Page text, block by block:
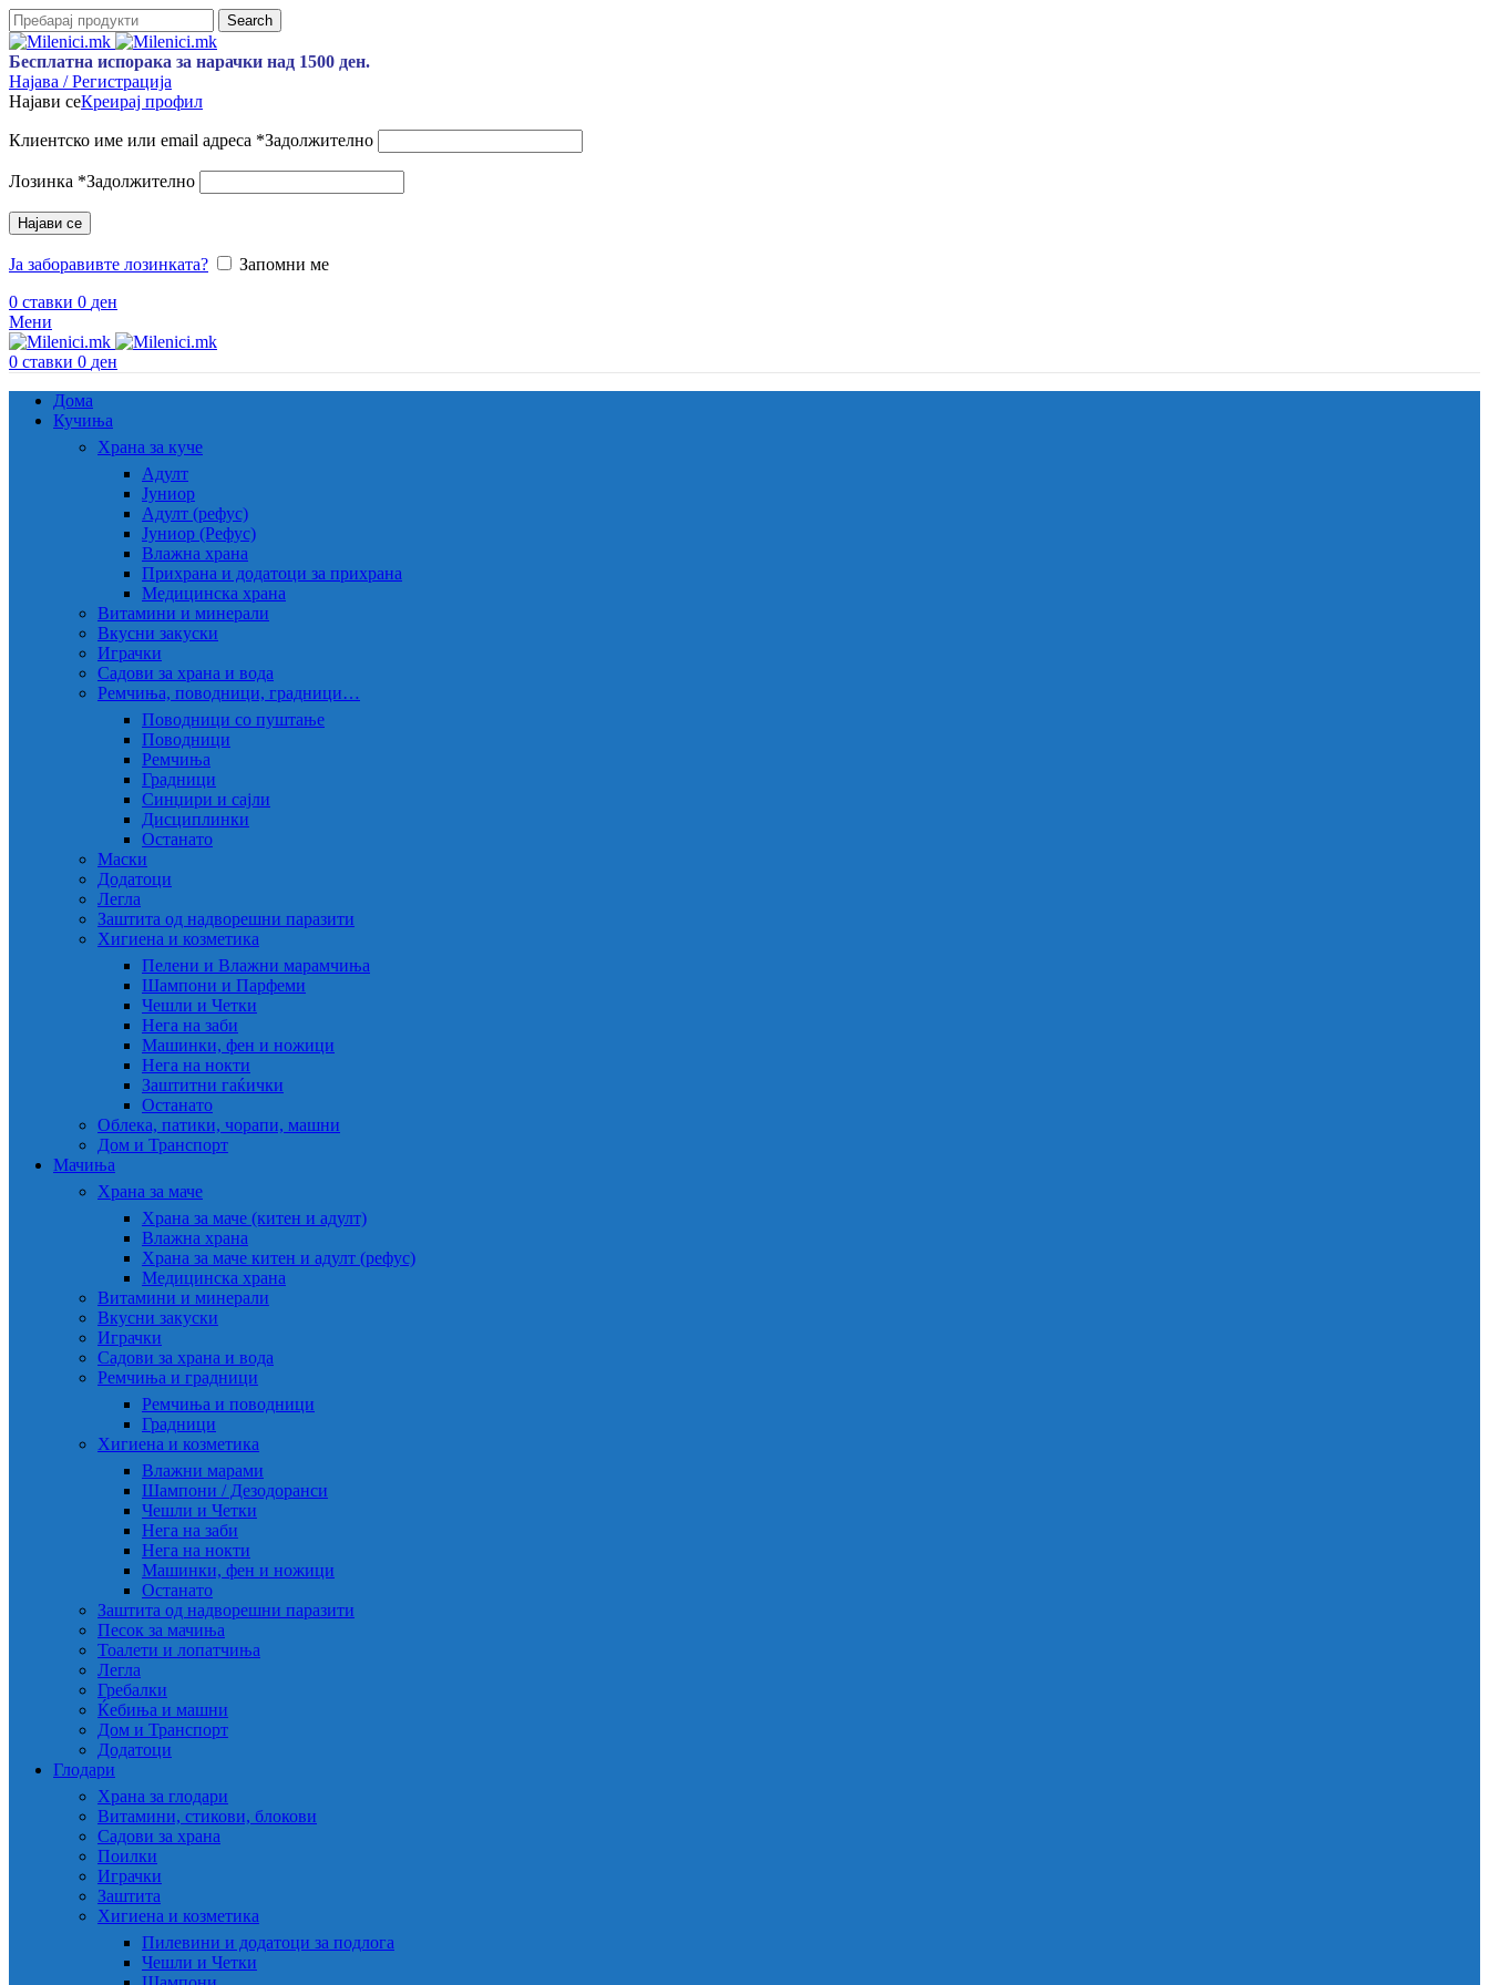
Search
Бесплатна испорака за нарачки над 1500 ден.
Најава / Регистрација
Најави сеКреирај профил
Клиентско име или email адреса *Задолжително
Лозинка *Задолжително
Најави се
Ја заборавивте лозинката?
Запомни ме
0 ставки 0 ден
Мени
0 ставки 0 ден
Дома
Кучиња
Храна за куче
Адулт
Јуниор
Адулт (рефус)
Јуниор (Рефус)
Влажна храна
Прихрана и додатоци за прихрана
Медицинска храна
Витамини и минерали
Вкусни закуски
Играчки
Садови за храна и вода
Ремчиња, поводници, градници…
Поводници со пуштање
Поводници
Ремчиња
Градници
Синџири и сајли
Дисциплинки
Останато
Маски
Додатоци
Легла
Заштита од надворешни паразити
Хигиена и козметика
Пелени и Влажни марамчиња
Шампони и Парфеми
Чешли и Четки
Нега на заби
Машинки, фен и ножици
Нега на нокти
Заштитни гаќички
Останато
Облека, патики, чорапи, машни
Дом и Транспорт
Мачиња
Храна за маче
Храна за маче (китен и адулт)
Влажна храна
Храна за маче китен и адулт (рефус)
Медицинска храна
Витамини и минерали
Вкусни закуски
Играчки
Садови за храна и вода
Ремчиња и градници
Ремчиња и поводници
Градници
Хигиена и козметика
Влажни марами
Шампони / Дезодоранси
Чешли и Четки
Нега на заби
Нега на нокти
Машинки, фен и ножици
Останато
Заштита од надворешни паразити
Песок за мачиња
Тоалети и лопатчиња
Легла
Гребалки
Ќебиња и машни
Дом и Транспорт
Додатоци
Глодари
Храна за глодари
Витамини, стикови, блокови
Садови за храна
Поилки
Играчки
Заштита
Хигиена и козметика
Пилевини и додатоци за подлога
Чешли и Четки